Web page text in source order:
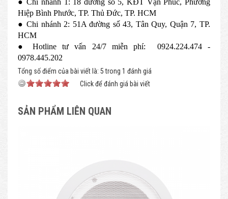
Hiệp Bình Phước, TP. Thủ Đức, TP. HCM
● Chi nhánh 2: 51A đường số 43, Tân Quy, Quận 7, TP.
HCM
● Hotline tư vấn 24/7 miễn phí: 0924.224.474 -
0978.445.202
Tổng số điểm của bài viết là: 5 trong 1 đánh giá
Click để đánh giá bài viết
SẢN PHẨM LIÊN QUAN